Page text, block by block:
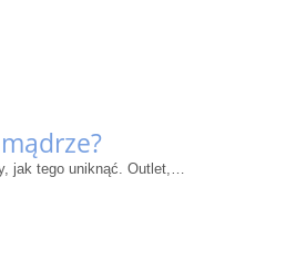
jak tego uniknąć. Outlet,…